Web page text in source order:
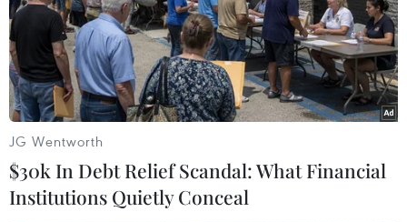
JG Wentworth
$30k In Debt Relief Scandal: What Financial
Institutions Quietly Conceal